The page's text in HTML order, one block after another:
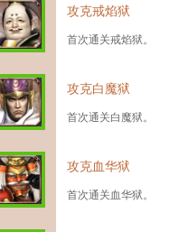
攻克戒焰狱
首次通关戒焰狱。
攻克白魔狱
首次通关白魔狱。
攻克血华狱
首次通关血华狱。